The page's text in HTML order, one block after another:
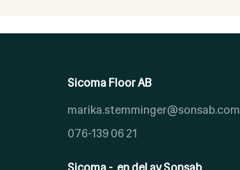
Sicoma Floor AB
marika.stemminger@sonsab.com
076-139 06 21